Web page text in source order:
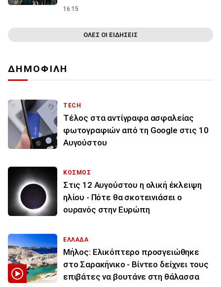
16:15
ΟΛΕΣ ΟΙ ΕΙΔΗΣΕΙΣ
ΔΗΜΟΦΙΛΗ
TECH
Τέλος στα αντίγραφα ασφαλείας
φωτογραφιών από τη Google στις 10
Αυγούστου
ΚΟΣΜΟΣ
Στις 12 Αυγούστου η ολική έκλειψη
ηλίου - Πότε θα σκοτεινιάσει ο
ουρανός στην Ευρώπη
ΕΛΛΑΔΑ
Μήλος: Ελικόπτερο προσγειώθηκε
στο Σαρακήνικο - Βίντεο δείχνει τους
επιβάτες να βουτάνε στη θάλασσα